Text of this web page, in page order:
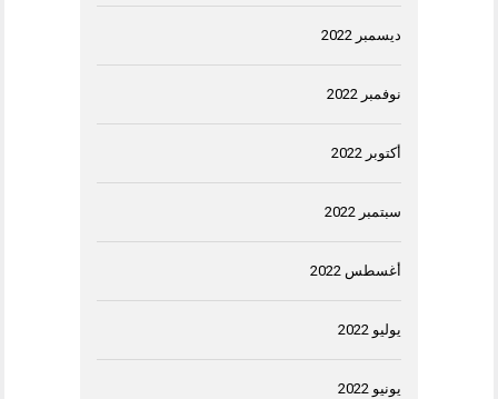
ديسمبر 2022
نوفمبر 2022
أكتوبر 2022
سبتمبر 2022
أغسطس 2022
يوليو 2022
يونيو 2022